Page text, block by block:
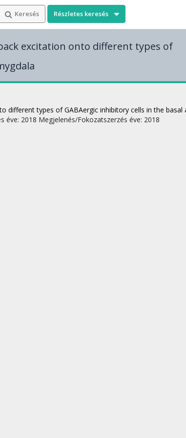
Keresés Részletes keresés
excitation onto different types of
different types of GABAergic inhibitory cells in the basal
éve: 2018 Megjelenés/Fokozatszerzés éve: 2018